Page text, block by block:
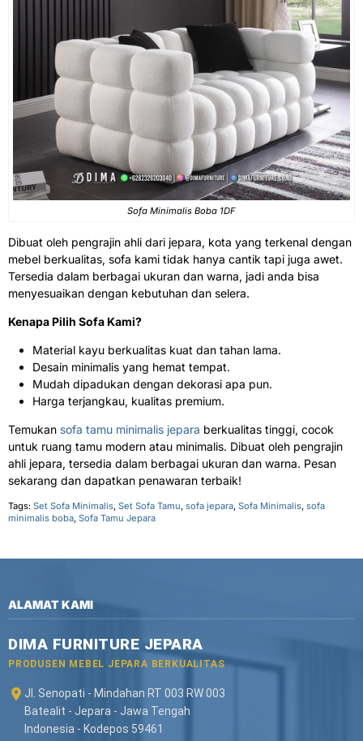
Sofa Minimalis Boba 1DF
Dibuat oleh pengrajin ahli dari jepara, kota yang terkenal dengan
mebel berkualitas, sofa kami tidak hanya cantik tapi juga awet.
Tersedia dalam berbagai ukuran dan warna, jadi anda bisa
menyesuaikan dengan kebutuhan dan selera.
Kenapa Pilih Sofa Kami?
Material kayu berkualitas kuat dan tahan lama.
Desain minimalis yang hemat tempat.
Mudah dipadukan dengan dekorasi apa pun.
Harga terjangkau, kualitas premium.
Temukan sofa tamu minimalis jepara berkualitas tinggi, cocok
untuk ruang tamu modern atau minimalis. Dibuat oleh pengrajin
ahli jepara, tersedia dalam berbagai ukuran dan warna. Pesan
sekarang dan dapatkan penawaran terbaik!
Tags: Set Sofa Minimalis, Set Sofa Tamu, sofa jepara, Sofa Minimalis, sofa
minimalis boba, Sofa Tamu Jepara
ALAMAT KAMI
DIMA FURNITURE JEPARA
PRODUSEN MEBEL JEPARA BERKUALITAS
Jl. Senopati - Mindahan RT 003 RW 003
Batealit - Jepara - Jawa Tengah
Indonesia - Kodepos 59461